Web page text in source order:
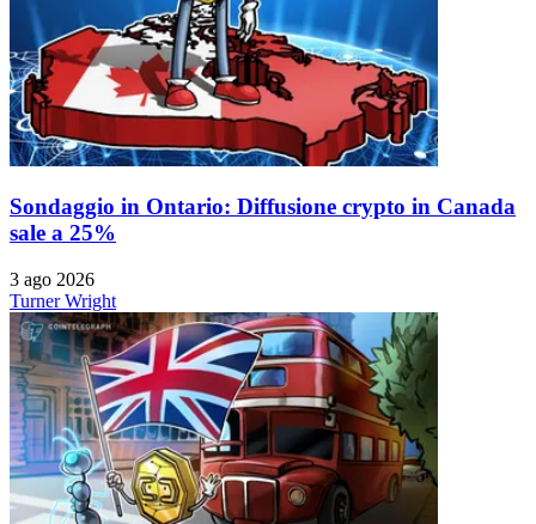
Sondaggio in Ontario: Diffusione crypto in Canada
sale a 25%
3 ago 2026
Turner Wright